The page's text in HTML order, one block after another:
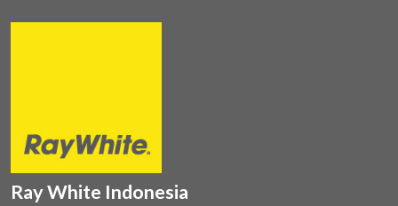
Ray White Indonesia